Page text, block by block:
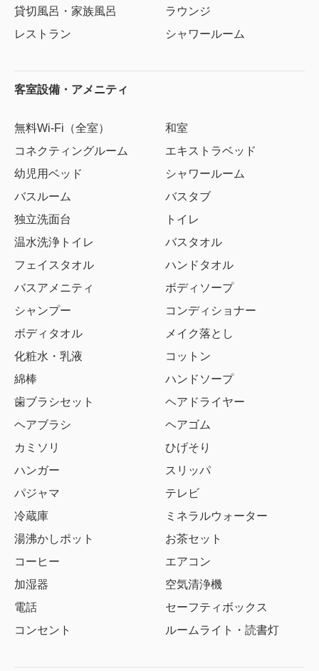
貸切風呂・家族風呂
ラウンジ
レストラン
シャワールーム
客室設備・アメニティ
無料Wi-Fi（全室）
和室
コネクティングルーム
エキストラベッド
幼児用ベッド
シャワールーム
バスルーム
バスタブ
独立洗面台
トイレ
温水洗浄トイレ
バスタオル
フェイスタオル
ハンドタオル
バスアメニティ
ボディソープ
シャンプー
コンディショナー
ボディタオル
メイク落とし
化粧水・乳液
コットン
綿棒
ハンドソープ
歯ブラシセット
ヘアドライヤー
ヘアブラシ
ヘアゴム
カミソリ
ひげそり
ハンガー
スリッパ
パジャマ
テレビ
冷蔵庫
ミネラルウォーター
湯沸かしポット
お茶セット
コーヒー
エアコン
加湿器
空気清浄機
電話
セーフティボックス
コンセント
ルームライト・読書灯